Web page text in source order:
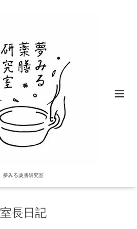
夢みる薬膳研究室
室長日記